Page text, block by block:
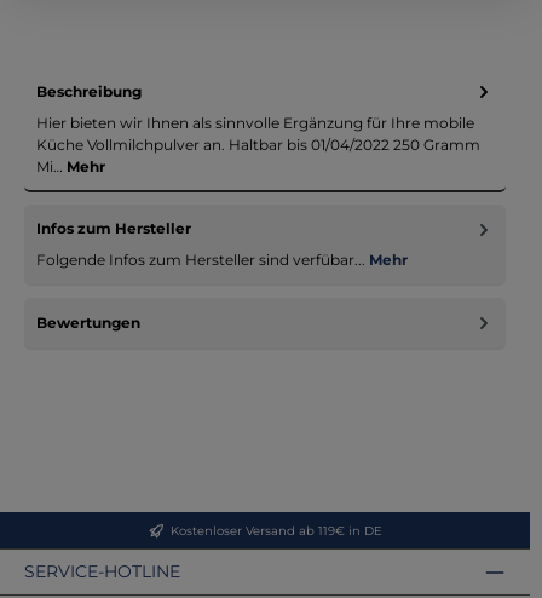
Beschreibung
Hier bieten wir Ihnen als sinnvolle Ergänzung für Ihre mobile
Küche Vollmilchpulver an. Haltbar bis 01/04/2022 250 Gramm
Mi… Mehr
Infos zum Hersteller
Folgende Infos zum Hersteller sind verfübar... Mehr
Bewertungen
Kostenloser Versand ab 119€ in DE
SERVICE-HOTLINE